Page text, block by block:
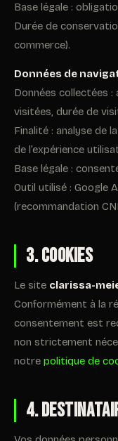
Base légale :
Durée de
commerce).
Données de
Données collectées :
visitées, durée de
Finalité : analyse de
de l’expérience
Base légale :
Outil utilisé : Google
(recommandation
3. Cookies
Le site clarissa-
Conformément à la
consentement est
non strictement
notre politique de
4.